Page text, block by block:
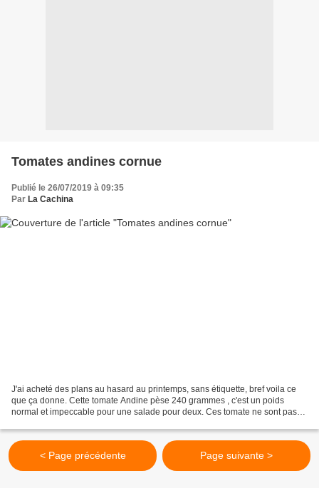
Tomates andines cornue
Publié le 26/07/2019 à 09:35
Par La Cachina
J'ai acheté des plans au hasard au printemps, sans étiquette, bref voila ce
que ça donne. Cette tomate Andine pèse 240 grammes , c'est un poids
normal et impeccable pour une salade pour deux. Ces tomate ne sont pas
< Page précédente Page suivante >